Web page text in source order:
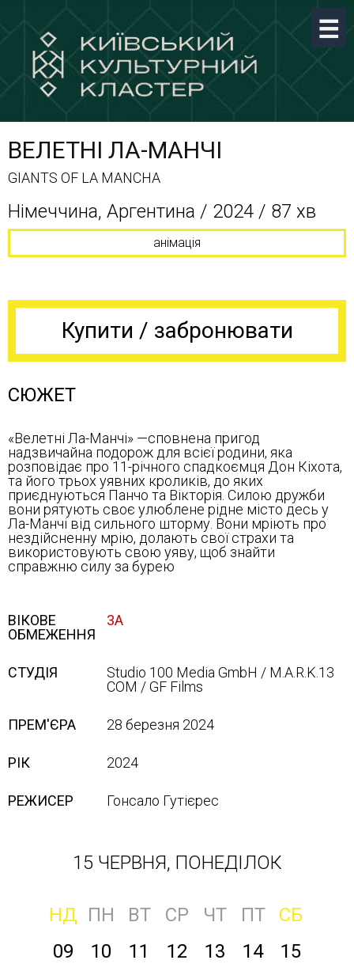
ВЕЛЕТНІ ЛА-МАНЧІ
GIANTS OF LA MANCHA
Німеччина, Аргентина / 2024 / 87 хв
анімація
Купити / забронювати
СЮЖЕТ
«Велетні Ла-Манчі» —сповнена пригод
надзвичайна подорож для всієї родини, яка
розповідає про 11-річного спадкоємця Дон Кіхота,
та його трьох уявних кроликів, до яких
приєднуються Панчо та Вікторія. Силою дружби
вони рятують своє улюблене рідне місто десь у
Ла-Манчі від сильного шторму. Вони мріють про
нездійсненну мрію, долають свої страхи та
використовують свою уяву, щоб знайти
справжню силу за бурею
ВІКОВЕ
ОБМЕЖЕННЯ
3А
СТУДІЯ
Studio 100 Media GmbH / M.A.R.K.13
COM / GF Films
ПРЕМ'ЄРА 28 березня 2024
РІК 2024
РЕЖИСЕР Гонсало Гутієрес
15 ЧЕРВНЯ, ПОНЕДІЛОК
НД ПН ВТ СР ЧТ ПТ
СБ
09
10 11 12 13 14 15